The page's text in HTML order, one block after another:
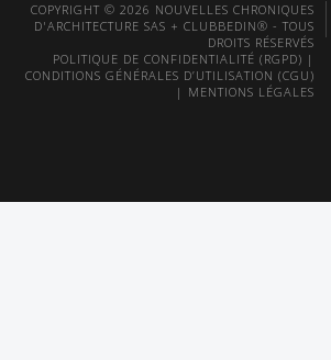
COPYRIGHT © 2026 NOUVELLES CHRONIQUES
D'ARCHITECTURE SAS + CLUBBEDIN® - TOUS
DROITS RÉSERVÉS
POLITIQUE DE CONFIDENTIALITÉ (RGPD) |
CONDITIONS GÉNÉRALES D’UTILISATION (CGU)
| MENTIONS LÉGALES